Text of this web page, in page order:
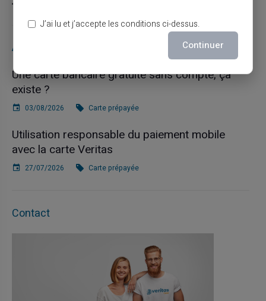
Articles récents
Une carte bancaire gratuite sans compte, ça
existe ?
03/08/2026 Carte prépayée
Utilisation responsable du paiement mobile
avec la carte Veritas
27/07/2026 Carte prépayée
Contact
J’ai lu et j’accepte les conditions ci-dessus.
Continuer